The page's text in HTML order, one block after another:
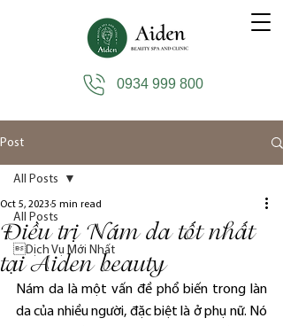
0934 999 800
Post
All Posts
Dịch Vụ Mới Nhất
All Posts
Điều trị Nám da tốt nhất
tại Aiden beauty
Oct 5, 2023 5 min read
Nám da là một vấn đề phổ biến trong làn
da của nhiều người, đặc biệt là ở phụ nữ. Nó